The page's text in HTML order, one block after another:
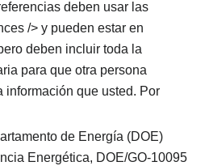
deben usar las
/> y pueden estar en
deben incluir toda la
para que otra persona
información que usted. Por
de Energía (DOE)
Energética, DOE/GO-10095